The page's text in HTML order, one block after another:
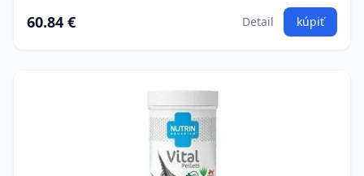
60.84 € Detail kúpiť